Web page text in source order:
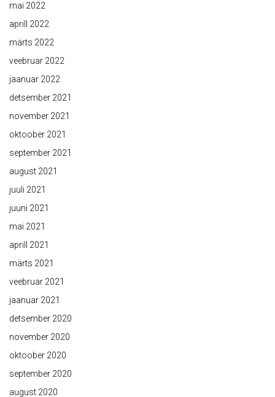
mai 2022
aprill 2022
märts 2022
veebruar 2022
jaanuar 2022
detsember 2021
november 2021
oktoober 2021
september 2021
august 2021
juuli 2021
juuni 2021
mai 2021
aprill 2021
märts 2021
veebruar 2021
jaanuar 2021
detsember 2020
november 2020
oktoober 2020
september 2020
august 2020